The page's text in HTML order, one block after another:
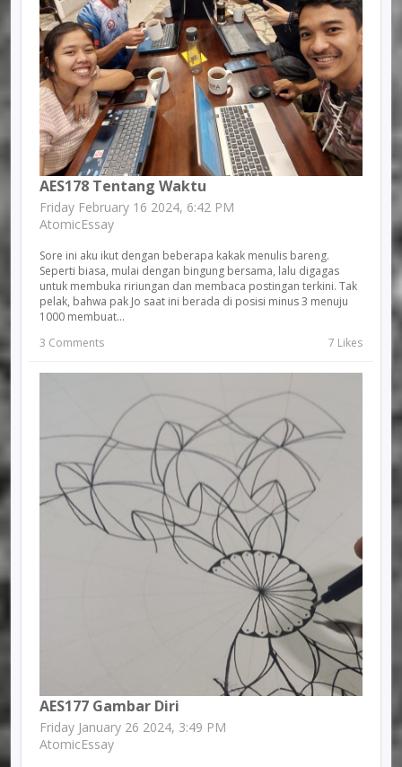
AES178 Tentang Waktu
Friday February 16 2024, 6:42 PM
AtomicEssay
Sore ini aku ikut dengan beberapa kakak menulis bareng.
Seperti biasa, mulai dengan bingung bersama, lalu digagas
untuk membuka ririungan dan membaca postingan terkini. Tak
pelak, bahwa pak Jo saat ini berada di posisi minus 3 menuju
1000 membuat...
3 Comments
7 Likes
AES177 Gambar Diri
Friday January 26 2024, 3:49 PM
AtomicEssay